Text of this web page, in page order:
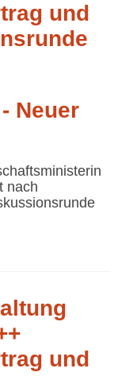
und
Neuer
nach
und